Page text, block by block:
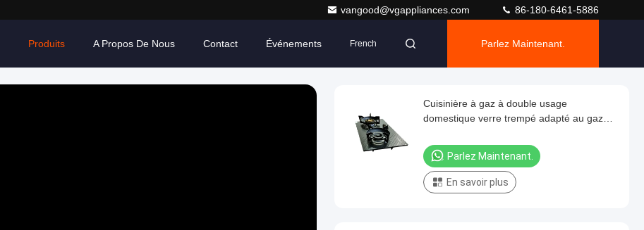
vangood@vgappliances.com 86-180-6461-5886
Produits A Propos De Nous Contact Événements French Parlez Maintenant.
Cuisinière à gaz à double usage
domestique verre trempé adapté au gaz
Parlez Maintenant.
En savoir plus